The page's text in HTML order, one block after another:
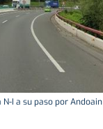
I a su paso por Andoain